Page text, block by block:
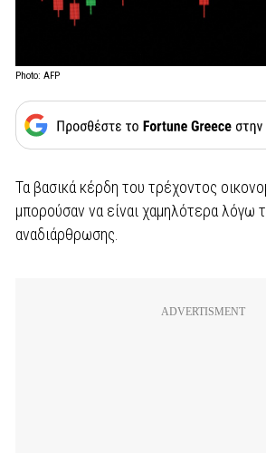
Photo: AFP
Τα βασικά κέρδη του τρέχοντος
μπορούσαν να είναι χαμηλότερα
αναδιάρθρωσης.